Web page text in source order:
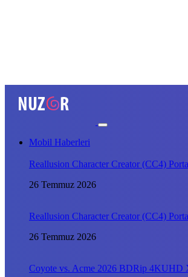
Mobil Haberleri
Reallusion Character Creator (CC4)
26 Temmuz 2026
Reallusion Character Creator (CC4)
26 Temmuz 2026
Coyote vs. Acme 2026 BDRip 4KUHD